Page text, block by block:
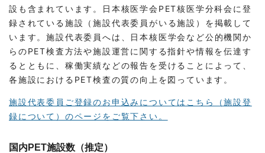
設も含まれています。日本核医学会PET核医学分科会に登
録されている施設（施設代表委員がいる施設）を掲載して
います。施設代表委員へは、日本核医学会など公的機関か
らのPET検査方法や施設運営に関する指針や情報を伝達す
るとともに、稼働実績などの報告を受けることによって、
各施設におけるPET検査の質の向上を図っています。
施設代表委員ご登録のお申込みについてはこちら（施設登
録について）のページをご覧下さい。
国内PET施設数（推定）